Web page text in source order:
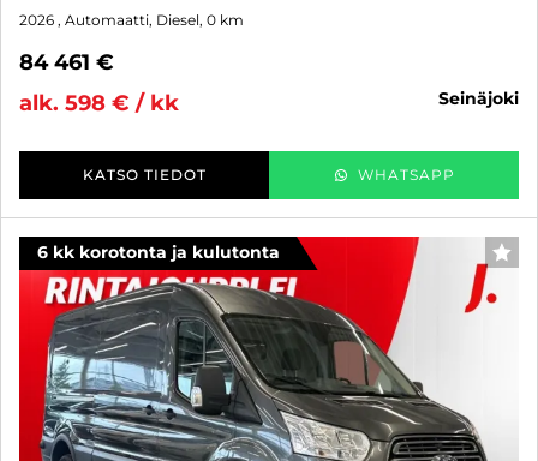
2026 , Automaatti, Diesel, 0 km
84 461 €
alk. 598 € / kk
seinäjoki
KATSO TIEDOT WHATSAPP
6 kk korotonta ja kulutonta